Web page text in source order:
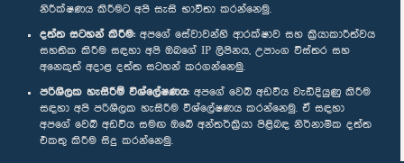
නිරීක්ෂණය කිරීමට අපි සැසි භාවිතා කරන්නෙමු.
දත්ත සටහන් කිරීම: අපගේ සේවාවන්හි ආරක්ෂාව සහ ක්‍රියාකාරීත්වය
සහතික කිරීම සඳහා අපි ඔබගේ IP ලිපිනය, උපාංග විස්තර සහ
අනෙකුත් අදාළ දත්ත සටහන් කරගන්නෙමු.
පරිශීලක හැසිරීම් විශ්ලේෂණය: අපගේ වෙබ් අඩවිය වැඩිදියුණු කිරීම
සඳහා අපි පරිශීලක හැසිරීම විශ්ලේෂණය කරන්නෙමු. ඒ සඳහා
අපගේ වෙබ් අඩවිය සමඟ ඔබේ අන්තර්ක්‍රියා පිළිබඳ නිර්නාමික දත්ත
එකතු කිරීම සිදු කරන්නෙමු.
අප හා සම්බන්ධ වී සිටින්න :
සම්මාන
පෞද්ගලිකත්ව ප්‍රතිපත්තිය